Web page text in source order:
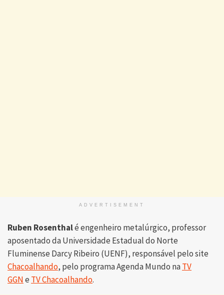
ADVERTISEMENT
Ruben Rosenthalé engenheiro metalúrgico, professor
aposentado da Universidade Estadual do Norte
Fluminense Darcy Ribeiro (UENF), responsável pelo site
Chacoalhando, pelo programa Agenda Mundo naTV
GGNe TV Chacoalhando.